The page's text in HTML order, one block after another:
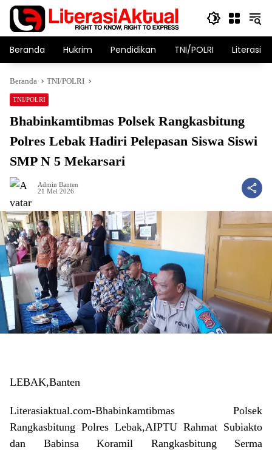
Langsung
konten
Beranda Hukrim Pendidikan TNI/POLRI Literasi
Beranda TNI/POLRI
TNI/POLRI
Bhabinkamtibmas Polsek Rangkasbitung
Polres Lebak Hadiri Pelepasan Siswa Siswi
SMP N 5 Mekarsari
Admin Banten
21 Mei 2026
LEBAK,Banten
Literasiaktual.com-Bhabinkamtibmas Polsek
Rangkasbitung Polres Lebak,AIPTU Rahmat Subiakto
dan Babinsa Koramil Rangkasbitung Serma